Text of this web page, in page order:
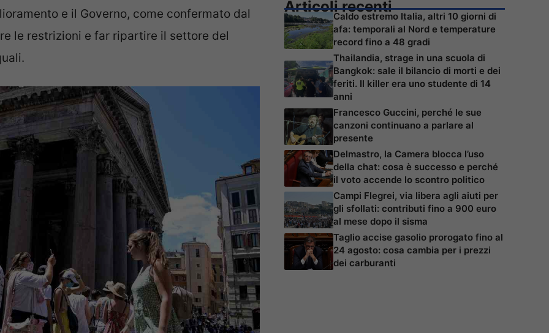
e il Governo, come confermato dal
le restrizioni e far ripartire il settore del
Articoli recenti
Caldo estremo Italia, altri 10 giorni di
afa: temporali al Nord e temperature
record fino a 48 gradi
Thailandia, strage in una scuola di
Bangkok: sale il bilancio di morti e dei
feriti. Il killer era uno studente di 14
anni
Francesco Guccini, perché le sue
canzoni continuano a parlare al
presente
Delmastro, la Camera blocca l’uso
della chat: cosa è successo e perché
il voto accende lo scontro politico
Campi Flegrei, via libera agli aiuti per
gli sfollati: contributi fino a 900 euro
al mese dopo il sisma
Taglio accise gasolio prorogato fino al
24 agosto: cosa cambia per i prezzi
dei carburanti